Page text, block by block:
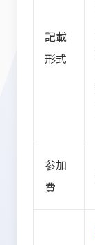
記載
形式
参加
費